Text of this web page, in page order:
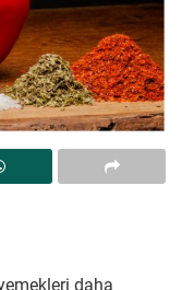
daha